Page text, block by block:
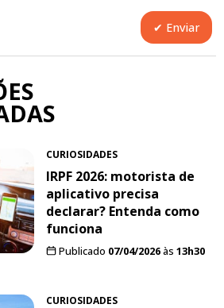
CURIOSIDADES
IRPF 2026: motorista de
aplicativo precisa
declarar? Entenda como
funciona
Publicado 07/04/2026às 13h30
CURIOSIDADES